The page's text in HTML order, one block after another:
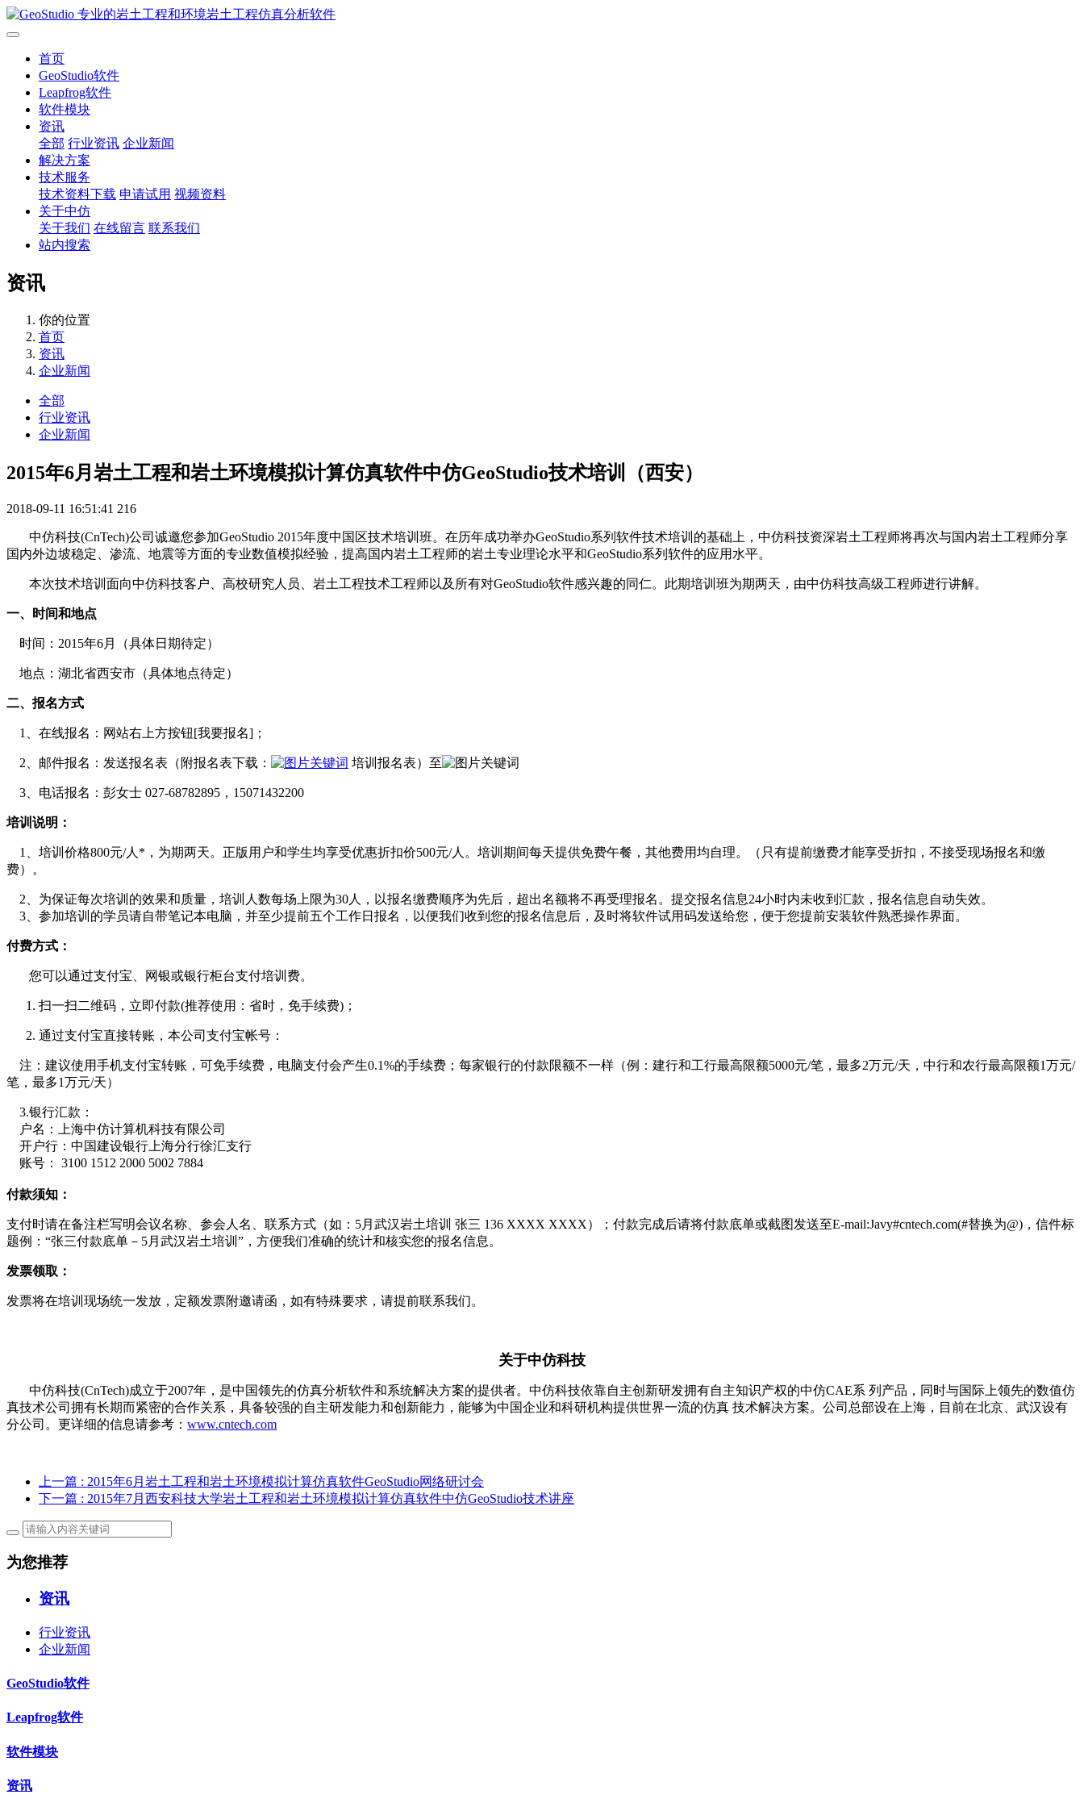
首页
GeoStudio软件
Leapfrog软件
软件模块
资讯
全部 行业资讯 企业新闻
解决方案
技术服务
技术资料下载 申请试用 视频资料
关于中仿
关于我们 在线留言 联系我们
站内搜索
资讯
你的位置
首页
资讯
企业新闻
全部
行业资讯
企业新闻
2015年6月岩土工程和岩土环境模拟计算仿真软件中仿GeoStudio技术培训（西安）
2018-09-11 16:51:41 216
中仿科技(CnTech)公司诚邀您参加GeoStudio 2015年度中国区技术培训班。在历年成功举办GeoStudio系列软件技术培训的基础上，中仿科技资深岩土工程师将再次与国内岩土工程师分享
国内外边坡稳定、渗流、地震等方面的专业数值模拟经验，提高国内岩土工程师的岩土专业理论水平和GeoStudio系列软件的应用水平。
本次技术培训面向中仿科技客户、高校研究人员、岩土工程技术工程师以及所有对GeoStudio软件感兴趣的同仁。此期培训班为期两天，由中仿科技高级工程师进行讲解。
一、时间和地点
时间：2015年6月（具体日期待定）
地点：湖北省西安市（具体地点待定）
二、报名方式
1、在线报名：网站右上方按钮[我要报名]；
2、邮件报名：发送报名表（附报名表下载： 培训报名表）至
3、电话报名：彭女士 027-68782895，15071432200
培训说明：
1、培训价格800元/人*，为期两天。正版用户和学生均享受优惠折扣价500元/人。培训期间每天提供免费午餐，其他费用均自理。（只有提前缴费才能享受折扣，不接受现场报名和缴
费）。
2、为保证每次培训的效果和质量，培训人数每场上限为30人，以报名缴费顺序为先后，超出名额将不再受理报名。提交报名信息24小时内未收到汇款，报名信息自动失效。
3、参加培训的学员请自带笔记本电脑，并至少提前五个工作日报名，以便我们收到您的报名信息后，及时将软件试用码发送给您，便于您提前安装软件熟悉操作界面。
付费方式：
您可以通过支付宝、网银或银行柜台支付培训费。
扫一扫二维码，立即付款(推荐使用：省时，免手续费)；
通过支付宝直接转账，本公司支付宝帐号：
注：建议使用手机支付宝转账，可免手续费，电脑支付会产生0.1%的手续费；每家银行的付款限额不一样（例：建行和工行最高限额5000元/笔，最多2万元/天，中行和农行最高限额1万元/
笔，最多1万元/天）
3.银行汇款：
户名：上海中仿计算机科技有限公司
开户行：中国建设银行上海分行徐汇支行
账号： 3100 1512 2000 5002 7884
付款须知：
支付时请在备注栏写明会议名称、参会人名、联系方式（如：5月武汉岩土培训 张三 136 XXXX XXXX）；付款完成后请将付款底单或截图发送至E-mail:Javy#cntech.com(#替换为@)，信件标
题例：“张三付款底单－5月武汉岩土培训”，方便我们准确的统计和核实您的报名信息。
发票领取：
发票将在培训现场统一发放，定额发票附邀请函，如有特殊要求，请提前联系我们。
关于中仿科技
中仿科技(CnTech)成立于2007年，是中国领先的仿真分析软件和系统解决方案的提供者。中仿科技依靠自主创新研发拥有自主知识产权的中仿CAE系 列产品，同时与国际上领先的数值仿
真技术公司拥有长期而紧密的合作关系，具备较强的自主研发能力和创新能力，能够为中国企业和科研机构提供世界一流的仿真 技术解决方案。公司总部设在上海，目前在北京、武汉设有
分公司。更详细的信息请参考： www.cntech.com
上一篇 : 2015年6月岩土工程和岩土环境模拟计算仿真软件GeoStudio网络研讨会
下一篇 : 2015年7月西安科技大学岩土工程和岩土环境模拟计算仿真软件中仿GeoStudio技术讲座
为您推荐
资讯
行业资讯
企业新闻
GeoStudio软件
Leapfrog软件
软件模块
资讯